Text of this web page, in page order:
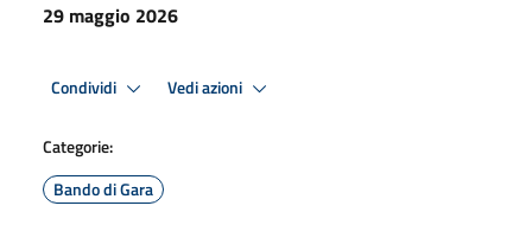
29 maggio 2026
Condividi Vedi azioni
Categorie:
Bando di Gara